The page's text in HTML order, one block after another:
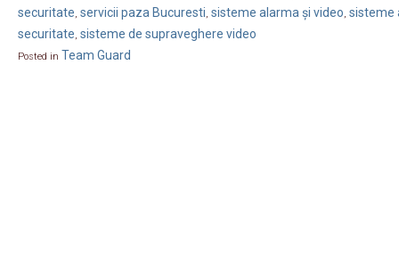
securitate, servicii paza Bucuresti, sisteme alarma și video, sisteme
securitate, sisteme de supraveghere video
Posted in Team Guard